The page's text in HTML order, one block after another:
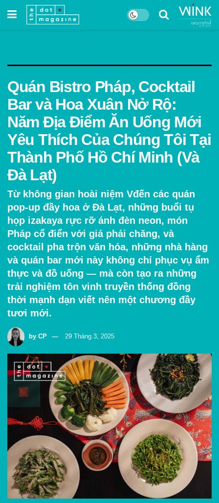
Quán Bistro Pháp, Cocktail
Bar và Hoa Xuân Nở Rộ:
Năm Địa Điểm Ăn Uống Mới
Yêu Thích Của Chúng Tôi Tại
Thành Phố Hồ Chí Minh (Và
Đà Lạt)
Từ không gian hoài niệm Vđến các quán
pop-up đầy hoa ở Đà Lạt, những buổi tụ
họp izakaya rực rỡ ánh đèn neon, món
Pháp cổ điển với giá phải chăng, và
cocktail pha trộn văn hóa, những nhà hàng
và quán bar mới này không chỉ phục vụ ẩm
thực và đồ uống — mà còn tạo ra những
trải nghiệm tôn vinh truyền thống đồng
thời mạnh dạn viết nên một chương đầy
tươi mới.
by CP 29 Tháng 3, 2025